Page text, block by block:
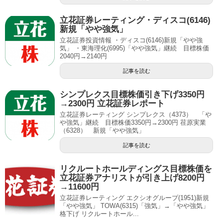
立花証券レーティング・ディスコ(6146)
新規「やや強気」
立花証券投資情報 ・ディスコ(6146)新規「やや強
気」 ・東海理化(6995)「やや強気」継続 目標株価
2040円→2140円
記事を読む
シンプレクス目標株価引き下げ3350円
→2300円 立花証券レポート
立花証券レーティング シンプレクス（4373） 「や
や強気」継続 目標株価3350円→2300円 荏原実業
（6328） 新規「やや強気」
記事を読む
リクルートホールディングス目標株価を
立花証券アナリストが引き上げ8200円
→11600円
立花証券レーティング エクシオグループ(1951)新規
「やや強気」 TOWA(6315)「強気」→「やや強気」
格下げ リクルートホール...